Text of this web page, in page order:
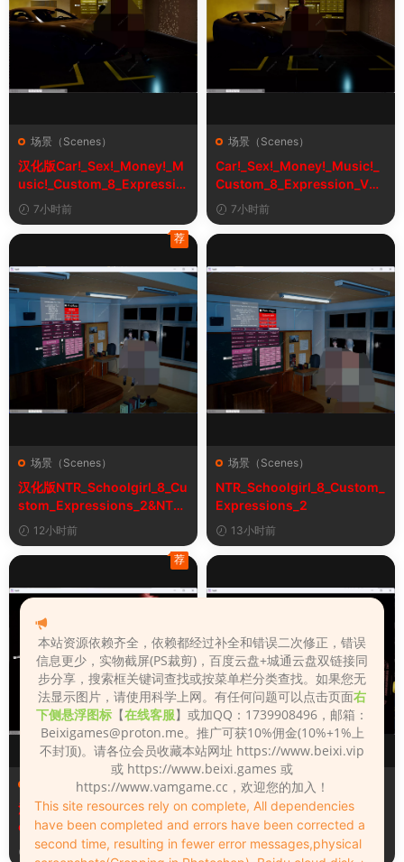
场景（Scenes）
汉化版Car!_Sex!_Money!_M
usic!_Custom_8_Expressio
n_V2_1&车！性！钱！音乐！
自定义表情
7小时前
场景（Scenes）
Car!_Sex!_Money!_Music!_
Custom_8_Expression_V2_
1
7小时前
场景（Scenes）
汉化版NTR_Schoolgirl_8_Cu
stom_Expressions_2&NTR
女学生8自定义表情
12小时前
荐
场景（Scenes）
NTR_Schoolgirl_8_Custom_
Expressions_2
13小时前
场景（Scenes）
汉化版Fall_Of_Dynasty_Silh
ouette_Play_Bug_Fixed_2&
《王朝陨落》剪影玩法修复版
3天前
荐
场景（Scenes）
Fall_Of_Dynasty_Silhouette
_Play_Bug_Fixed_2
3天前
本站资源依赖齐全，依赖都经过补全和错误二次修正，错误
信息更少，实物截屏(PS裁剪)，百度云盘+城通云盘双链接同
步分享，搜索框关键词查找或按菜单栏分类查找。如果您无
法显示图片，请使用科学上网。有任何问题可以点击页面右
下侧悬浮图标 【在线客服】或加QQ：1739908496，邮箱：
Beixigames@proton.me。推广可获10%佣金(10%+1%上
不封顶)。请各位会员收藏本站网址 https://www.beixi.vip
或 https://www.beixi.games 或
https://www.vamgame.cc，欢迎您的加入！
This site resources rely on complete, All dependencies
have been completed and errors have been corrected a
second time, resulting in fewer error messages,physical